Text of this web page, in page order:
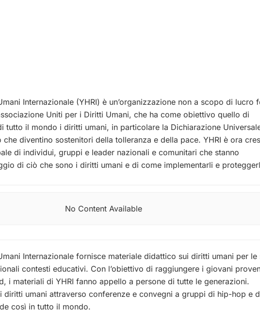
Internazionale (YHRI) è un’organizzazione non a scopo di lucro
Uniti per i Diritti Umani, che ha come obiettivo quello di
tutto il mondo i diritti umani, in particolare la Dichiarazione
diventino sostenitori della tolleranza e della pace. YHRI è ora
di individui, gruppi e leader nazionali e comunitari che stanno
di ciò che sono i diritti umani e di come implementarli e
No Content Available
Internazionale fornisce materiale didattico sui diritti umani per le
contesti educativi. Con l’obiettivo di raggiungere i giovani
i materiali di YHRI fanno appello a persone di tutte le generazioni.
diritti umani attraverso conferenze e convegni a gruppi di hip-hop e
così in tutto il mondo.